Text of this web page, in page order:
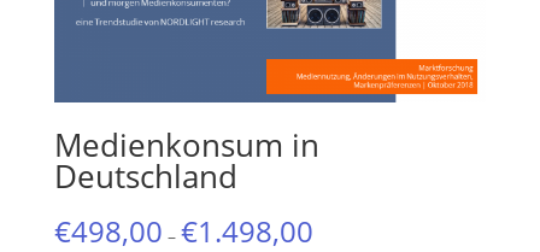
Medienkonsum in
Deutschland
€498,00 – €1.498,00